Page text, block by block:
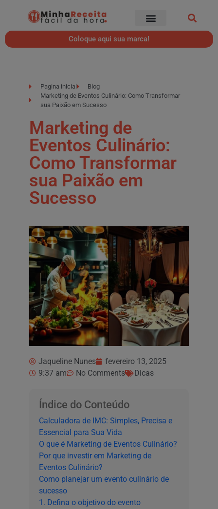
Coloque aqui sua marca!
Pagina inicial
Blog
Marketing de Eventos Culinário: Como Transformar
sua Paixão em Sucesso
Marketing de
Eventos Culinário:
Como Transformar
sua Paixão em
Sucesso
Jaqueline Nunes
fevereiro 13, 2025
9:37 am
No Comments Dicas
Índice do Conteúdo
Calculadora de IMC: Simples, Precisa e
Essencial para Sua Vida
O que é Marketing de Eventos Culinário?
Por que investir em Marketing de
Eventos Culinário?
Como planejar um evento culinário de
sucesso
1. Defina o objetivo do evento